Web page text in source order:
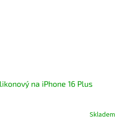
na iPhone 16 Plus
Skladem